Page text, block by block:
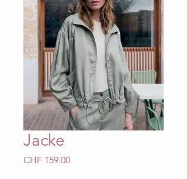
Jacke
CHF 159.00Preis